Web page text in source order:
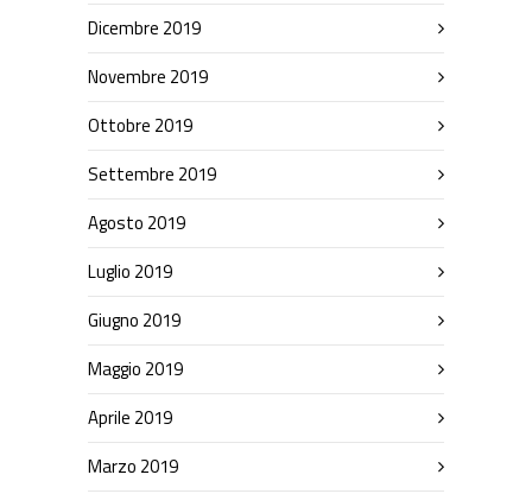
Dicembre 2019
Novembre 2019
Ottobre 2019
Settembre 2019
Agosto 2019
Luglio 2019
Giugno 2019
Maggio 2019
Aprile 2019
Marzo 2019